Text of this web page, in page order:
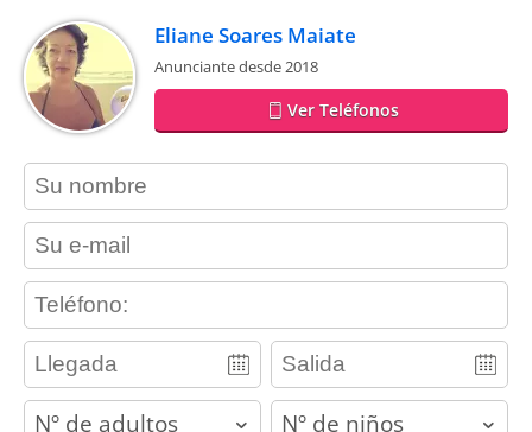
Eliane Soares Maiate
Anunciante desde 2018
Ver Teléfonos
contact_name
contact_email
contact_phone
adults children